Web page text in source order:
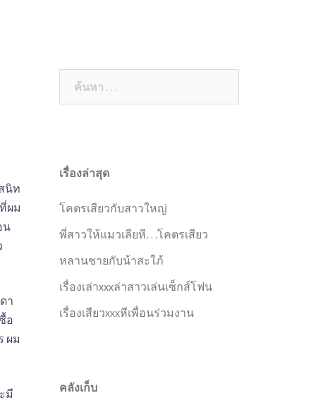
นิท
ผม
น
า
อ
ผม
มี
ค้นหา
เรื่องล่าสุด
โคตรเสียวกับสาวใหญ่
พี่สาวให้แมวเลียหี…โคตรเสียว
หลานชายกับน้าสะใภ้
เรื่องเล่าxxxล่าสาวเล่นเซ็กส์โฟน
เรื่องเสียวxxxหีเพื่อนร่วมงาน
คลังเก็บ